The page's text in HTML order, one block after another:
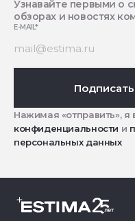
Узнавайте первыми о
обзорах и новостях
E-MAIL*
Нажимая «отправить»,
конфиденциальности и
персональных данных